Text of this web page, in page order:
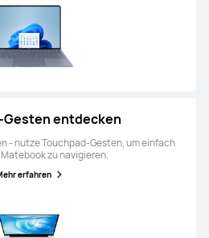
Gesten entdecken
- nutze Touchpad-Gesten, um einfach
zu navigieren.
erfahren